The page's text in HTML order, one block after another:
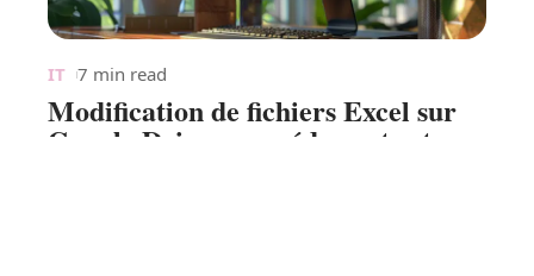
IT 7 min read
Modification de fichiers Excel sur
Google Drive : procédure et astuces